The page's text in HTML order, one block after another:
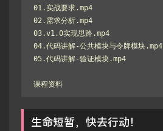
01.实战要求.mp4
02.需求分析.mp4
03.v1.0实现思路.mp4
04.代码讲解-公共模块与令牌模块.mp4
05.代码讲解-验证模块.mp4
课程资料
生命短暂，快去行动！